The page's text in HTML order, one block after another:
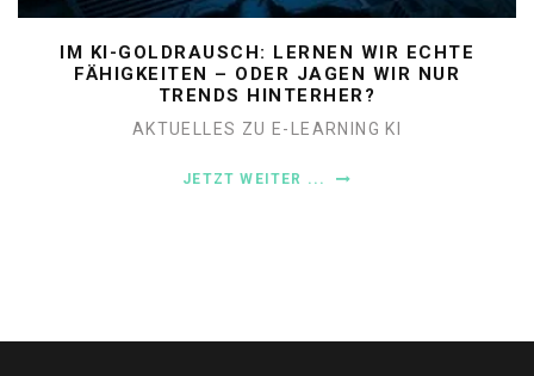
IM KI-GOLDRAUSCH: LERNEN WIR ECHTE
FÄHIGKEITEN – ODER JAGEN WIR NUR
TRENDS HINTERHER?
AKTUELLES ZU E-LEARNING KI
JETZT WEITER ...